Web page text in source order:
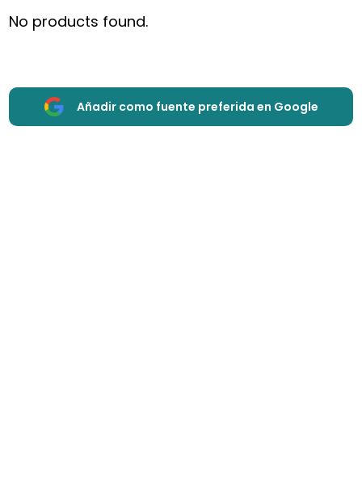
No products found.
Añadir como fuente preferida en Google